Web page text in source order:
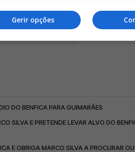
DO BENFICA PARA GUIMARÃES
SILVA E PRETENDE LEVAR ALVO DO
E OBRIGA MARCO SILVA A PROCURAR
Gerir opções